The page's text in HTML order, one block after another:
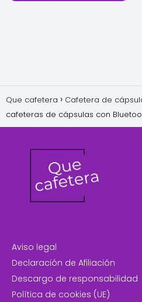
Que cafetera Cafetera de
cafeteras de cápsulas con
Aviso legal
Declaración de Afiliación
Descargo de responsabilidad
Política de cookies (UE)